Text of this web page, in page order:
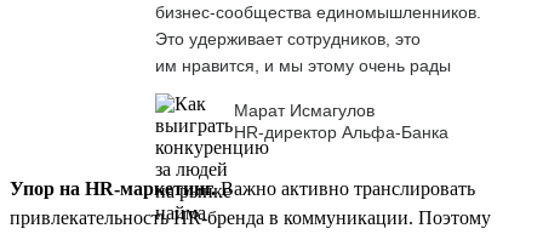
бизнес-сообщества единомышленников.
Это удерживает сотрудников, это
им нравится, и мы этому очень рады
Марат Исмагулов
HR-директор Альфа-Банка
Упор на HR-маркетинг.Важно активно транслировать
привлекательность HR-бренда в коммуникации. Поэтому